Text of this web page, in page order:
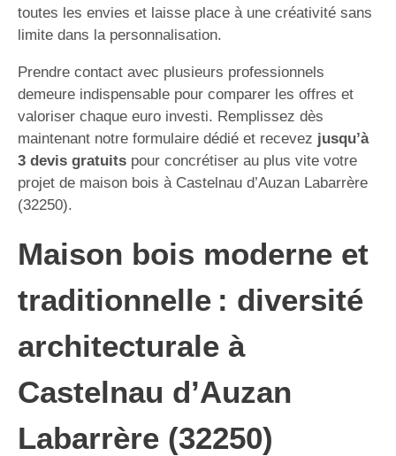
toutes les envies et laisse place à une créativité sans
limite dans la personnalisation.
Prendre contact avec plusieurs professionnels
demeure indispensable pour comparer les offres et
valoriser chaque euro investi. Remplissez dès
maintenant notre formulaire dédié et recevez jusqu’à
3 devis gratuits pour concrétiser au plus vite votre
projet de maison bois à Castelnau d’Auzan Labarrère
(32250).
Maison bois moderne et
traditionnelle : diversité
architecturale à
Castelnau d’Auzan
Labarrère (32250)